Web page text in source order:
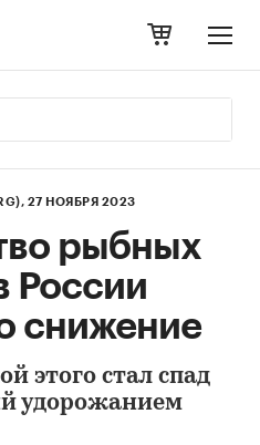
27 НОЯБРЯ 2023
рыбных
России
снижение
этого стал спад
удорожанием